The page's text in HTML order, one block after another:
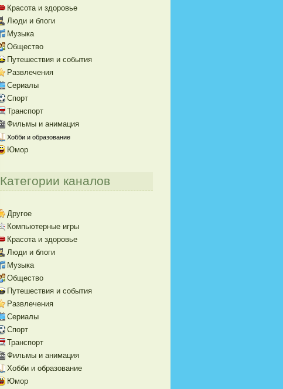
Красота и здоровье
Люди и блоги
Музыка
Общество
Путешествия и события
Развлечения
Сериалы
Спорт
Транспорт
Фильмы и анимация
Хобби и образование
Юмор
Категории каналов
Другое
Компьютерные игры
Красота и здоровье
Люди и блоги
Музыка
Общество
Путешествия и события
Развлечения
Сериалы
Спорт
Транспорт
Фильмы и анимация
Хобби и образование
Юмор